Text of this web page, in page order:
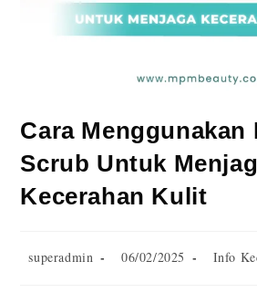
Cara Menggunakan
Scrub Untuk
Kecerahan Kulit
superadmin 06/02/2025 Info